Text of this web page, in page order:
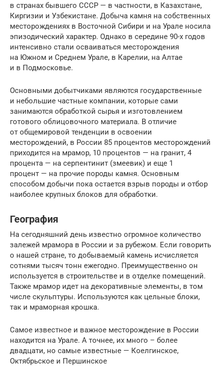
в странах бывшего СССР — в частности, в Казахстане,
Киргизии и Узбекистане. Добыча камня на собственных
месторождениях в Восточной Сибири и на Урале носила
эпизодический характер. Однако в середине 90-х годов
интенсивно стали осваиваться месторождения
на Южном и Среднем Урале, в Карелии, на Алтае
и в Подмосковье.
Основными добытчиками являются государственные
и небольшие частные компании, которые сами
занимаются обработкой сырья и изготовлением
готового облицовочного материала. В отличие
от общемировой тенденции в освоении
месторождений, в России 85 процентов месторождений
приходится на мрамор, 10 процентов — на гранит, 4
процента — на серпентинит (змеевик) и еще 1
процент — на прочие породы камня. Основным
способом добычи пока остается взрыв породы и отбор
наиболее крупных блоков для обработки.
География
На сегодняшний день известно огромное количество
залежей мрамора в России и за рубежом. Если говорить
о нашей стране, то добываемый камень исчисляется
сотнями тысяч тонн ежегодно. Преимущественно он
используется в строительстве и в отделке помещений.
Также мрамор идет на декоративные элементы, в том
числе скульптуры. Используются как цельные блоки,
так и мраморная крошка.
Самое известное и важное месторождение в России
находится на Урале. А точнее, их много – более
двадцати, но самые известные — Коелгинское,
Октябрьское и Першинское